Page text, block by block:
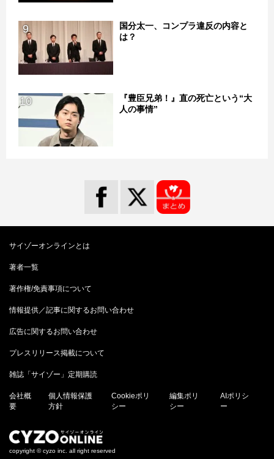
9
国分太一、コンプラ違反の内容と
は？
10
『豊臣兄弟！』直の死亡という“大
人の事情”
サイゾーオンラインとは
著者一覧
著作権/免責事項について
情報提供／記事に関するお問い合わせ
広告に関するお問い合わせ
プレスリリース掲載について
雑誌「サイゾー」定期購読
会社概
要
個人情報保護
方針
Cookieポリ
シー
編集ポリ
シー
AIポリシ
ー
copyright © cyzo inc. all right reserved